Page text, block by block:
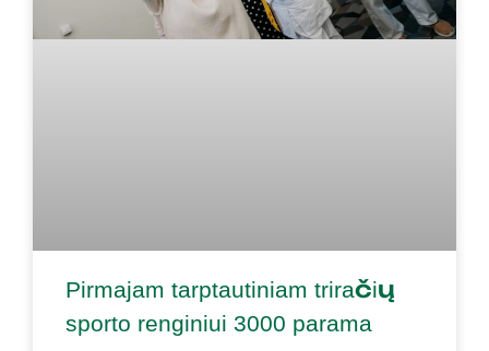
Pirmajam tarptautiniam triračių
sporto renginiui 3000 parama